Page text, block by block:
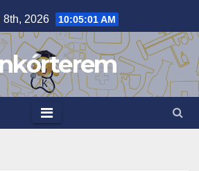
8th, 2026 10:05:03 AM